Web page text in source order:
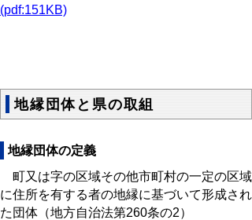
(pdf:151KB)
地縁団体と県の取組
地縁団体の定義
町又は字の区域その他市町村の一定の区域
に住所を有する者の地縁に基づいて形成され
た団体（地方自治法第260条の2）